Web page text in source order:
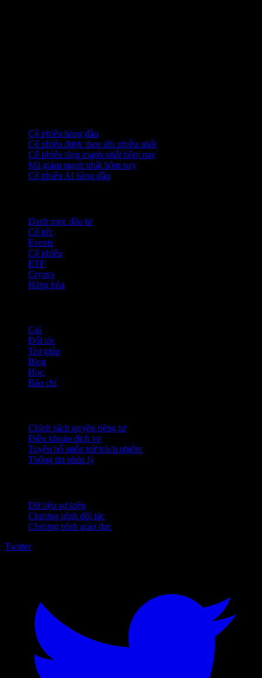
Cổ phiếu hàng đầu
Cổ phiếu được theo dõi nhiều nhất
Cổ phiếu tăng mạnh nhất hôm nay
Mã giảm mạnh nhất hôm nay
Cổ phiếu AI hàng đầu
Danh mục đầu tư
Cổ tức
Events
Cổ phiếu
ETF
Crypto
Hàng hóa
Giá
Đối tác
Trợ giúp
Blog
Học
Báo chí
Chính sách quyền riêng tư
Điều khoản dịch vụ
Tuyên bố miễn trừ trách nhiệm
Thông tin pháp lý
Dữ liệu sự kiện
Chương trình đối tác
Chương trình giáo dục
Twitter